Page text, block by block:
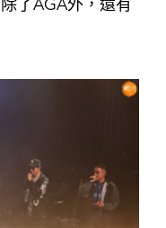
了AGA外，還有